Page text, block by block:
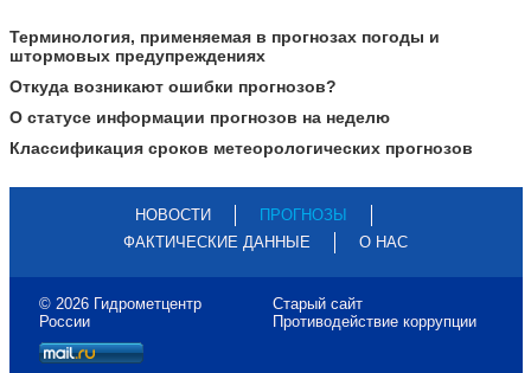
Терминология, применяемая в прогнозах погоды и
штормовых предупреждениях
Откуда возникают ошибки прогнозов?
О статусе информации прогнозов на неделю
Классификация сроков метеорологических прогнозов
НОВОСТИ
ПРОГНОЗЫ
ФАКТИЧЕСКИЕ ДАННЫЕ
О НАС
© 2026 Гидрометцентр
России
Старый сайт
Противодействие коррупции